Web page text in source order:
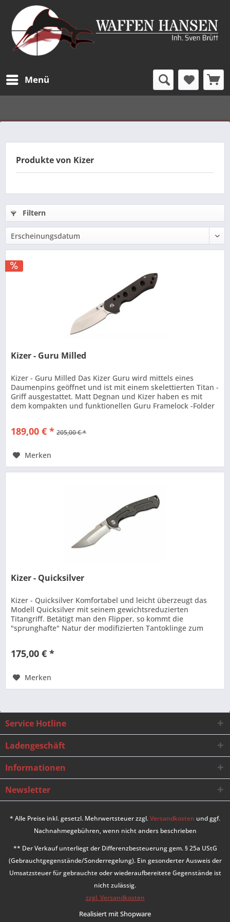
Menü
Produkte von Kizer
Filtern
Kizer - Guru Milled
Kizer - Guru Milled Das Kizer Guru wird mittels eines
Daumenpins geöffnet und ist mit einem skelettierten Titan -
Griff ausgestattet. Matt Degnan und Kizer haben es mit
dem kompakten und funktionellen Guru Framelock -Folder
189,00 € * 205,00 € *
Merken
Kizer - Quicksilver
Kizer - Quicksilver Komfortabel und leicht überzeugt das
Modell Quicksilver mit seinem gewichtsreduzierten
Titangriff. Betätigt man den Flipper, so kommt die
"sprunghafte" Natur der modifizierten Tantoklinge zum
175,00 € *
Merken
Service Hotline
Ladengeschäft
Informationen
Newsletter
* Alle Preise inkl. gesetzl. Mehrwertsteuer zzgl.Versandkosten und ggf.
Nachnahmegebühren, wenn nicht anders beschrieben
** Der Verkauf unterliegt der Differenzbesteuerung gem. § 25a UStG
(Gebrauchtgegenstände/Sonderregelung). Ein gesonderter Ausweis der
Umsatzsteuer für gebrauchte oder wiederaufbereitete Gegenstände ist
nicht zulässig.
zzgl. Versandkosten
Realisiert mit Shopware